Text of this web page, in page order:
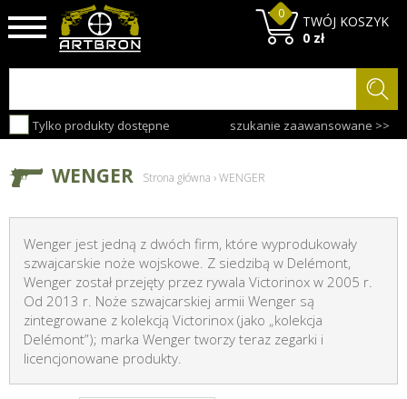
Tylko produkty dostępne szukanie zaawansowane >>
TWÓJ KOSZYK
0
0 zł
WENGER Strona główna ›WENGER
Wenger jest jedną z dwóch firm, które wyprodukowały
szwajcarskie noże wojskowe. Z siedzibą w Delémont,
Wenger został przejęty przez rywala Victorinox w 2005 r.
Od 2013 r. Noże szwajcarskiej armii Wenger są
zintegrowane z kolekcją Victorinox (jako „kolekcja
Delémont”); marka Wenger tworzy teraz zegarki i
licencjonowane produkty.